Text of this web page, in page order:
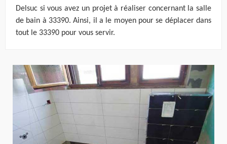
Delsuc si vous avez un projet à réaliser concernant la salle
de bain à 33390. Ainsi, il a le moyen pour se déplacer dans
tout le 33390 pour vous servir.